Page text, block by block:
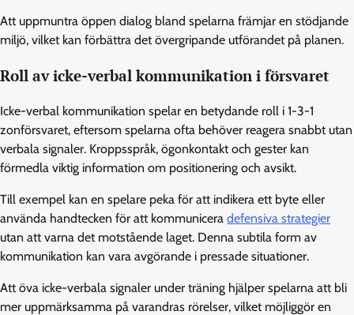
Att uppmuntra öppen dialog bland spelarna främjar en stödjande
miljö, vilket kan förbättra det övergripande utförandet på planen.
Roll av icke-verbal kommunikation i försvaret
Icke-verbal kommunikation spelar en betydande roll i 1-3-1
zonförsvaret, eftersom spelarna ofta behöver reagera snabbt utan
verbala signaler. Kroppsspråk, ögonkontakt och gester kan
förmedla viktig information om positionering och avsikt.
Till exempel kan en spelare peka för att indikera ett byte eller
använda handtecken för att kommunicera defensiva strategier
utan att varna det motstående laget. Denna subtila form av
kommunikation kan vara avgörande i pressade situationer.
Att öva icke-verbala signaler under träning hjälper spelarna att bli
mer uppmärksamma på varandras rörelser, vilket möjliggör en